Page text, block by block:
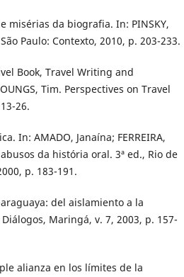
e misérias da biografia. In: PINSKY,
Paulo: Contexto, 2010, p. 203-233.
Book, Travel Writing and
Tim. Perspectives on Travel
26.
In: AMADO, Janaína; FERREIRA,
da história oral. 3ª ed., Rio de
p. 183-191.
del aislamiento a la
Maringá, v. 7, 2003, p. 157-
alianza en los límites de la